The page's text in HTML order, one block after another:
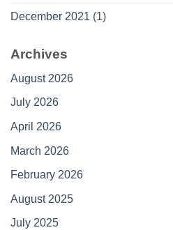
December 2021 (1)
Archives
August 2026
July 2026
April 2026
March 2026
February 2026
August 2025
July 2025